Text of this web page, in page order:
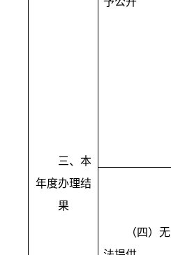
三、本
年度办理结
果
（四）无